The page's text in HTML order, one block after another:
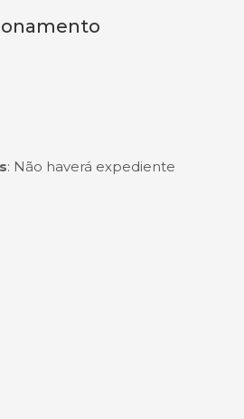
: Não haverá expediente